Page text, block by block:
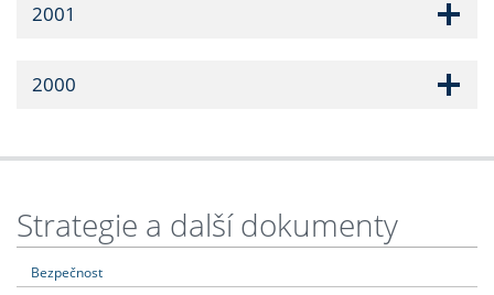
2001
2000
Strategie a další dokumenty
Bezpečnost